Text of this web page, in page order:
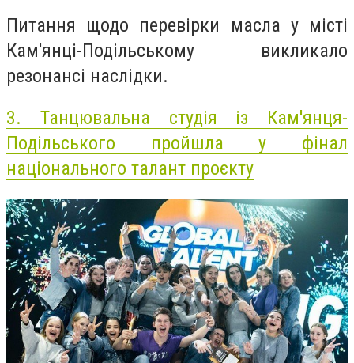
Питання щодо перевірки масла у місті
Кам'янці-Подільському викликало
резонансі наслідки.
3. Танцювальна студія із Кам'янця-
Подільського пройшла у фінал
національного талант проєкту